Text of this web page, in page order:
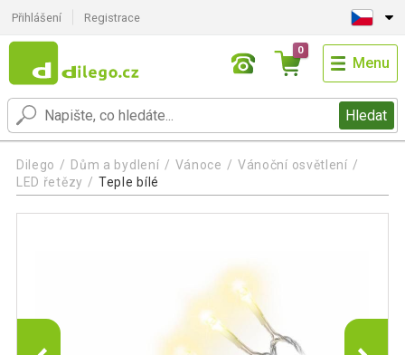
Přihlášení Registrace
Hledat
0
Menu
Dilego Dům a bydlení Vánoce
Vánoční osvětlení
LED řetězy
Teple bílé